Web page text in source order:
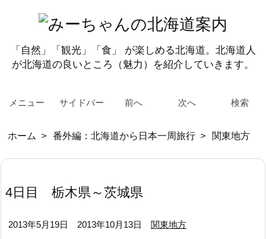
「自然」「観光」「食」 が楽しめる北海道。北海道人
が北海道の良いところ（魅力）を紹介していきます。
メニュー サイドバー 前へ 次へ 検索
ホーム > 番外編：北海道から日本一周旅行 > 関東地方
4日目 栃木県～茨城県
2013年5月19日 2013年10月13日 関東地方